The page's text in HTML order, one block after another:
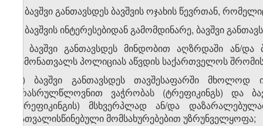
ა) ბავშვი განთავსდეს ბავშვის ოჯახის წევრთან,
ბ) ბავშვის ინტერესებიდან გამომდინარე, ბავშვი
გ) ბავშვი განთავსდეს მინდობით აღზრდაში ან/
ჩამონათვალს პოლიციას აწვდის საქართველოს
დ) ბავშვი განთავსდეს თავშესაფარში მხოლოდ
არასრულწლოვნით ვაჭრობას (ტრეფიკინგს) და
(ტრეფიკინგის) მსხვერპლად ან/და
გათვალისწინებული მომსახურებებით უზრუნველყოფა;